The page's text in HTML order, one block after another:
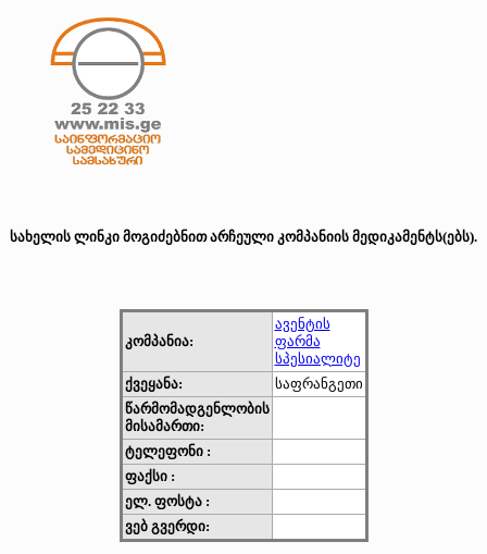
სახელის ლინკი მოგიძებნით არჩეული კომპანიის მედიკამენტს(ებს).
კომპანია:
ავენტის
ფარმა
სპესიალიტე
ქვეყანა:
საფრანგეთი
წარმომადგენლობის
მისამართი:
ტელეფონი :
ფაქსი :
ელ. ფოსტა :
ვებ გვერდი: